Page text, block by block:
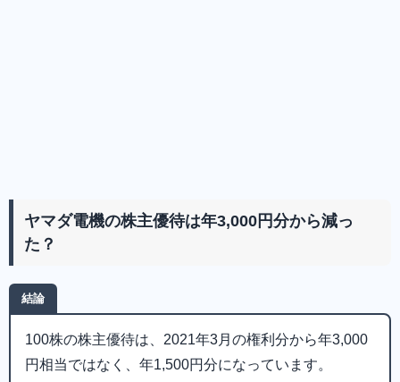
ヤマダ電機の株主優待は年3,000円分から減っ
た？
結論
100株の株主優待は、2021年3月の権利分から年3,000
円相当ではなく、年1,500円分になっています。